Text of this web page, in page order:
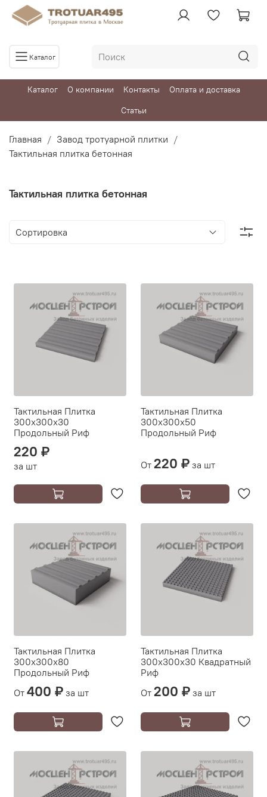
Каталог
Каталог О компании Контакты
Оплата и доставка
Статьи
Главная
Завод тротуарной плитки
Тактильная плитка бетонная
Тактильная плитка бетонная
Тактильная Плитка
300х300х30
Продольный Риф
220 ₽
за шт
Тактильная Плитка
300х300х50
Продольный Риф
От 220 ₽ за шт
Тактильная Плитка
300х300х80
Продольный Риф
От 400 ₽ за шт
Тактильная Плитка
300х300х30 Квадратный
Риф
От 200 ₽ за шт